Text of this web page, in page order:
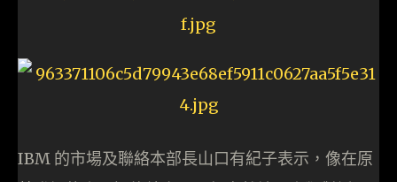
IBM 的市場及聯絡本部長山口有紀子表示，像在原